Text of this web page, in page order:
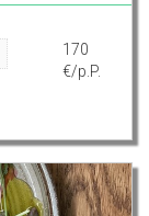
170
€/p.P.